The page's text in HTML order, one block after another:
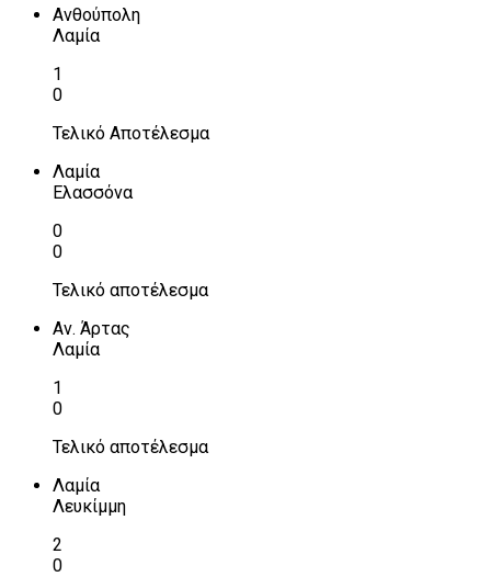
Ανθούπολη
Λαμία
1
0
Τελικό Αποτέλεσμα
Λαμία
Ελασσόνα
0
0
Τελικό αποτέλεσμα
Αν. Άρτας
Λαμία
1
0
Τελικό αποτέλεσμα
Λαμία
Λευκίμμη
2
0